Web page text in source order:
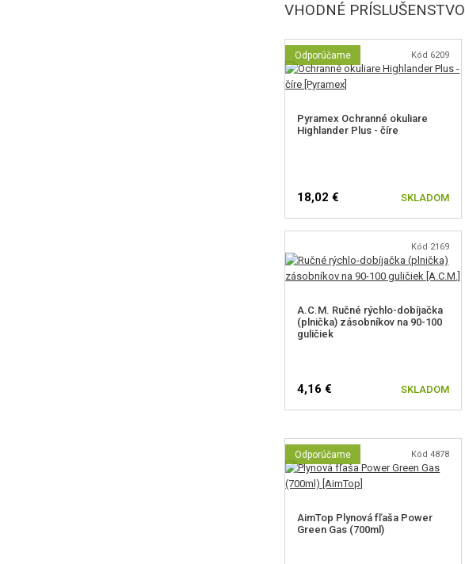
VHODNÉ PRÍSLUŠENSTVO
Odporúčame Kód 6209
Pyramex Ochranné okuliare
Highlander Plus - číre
18,02 € SKLADOM
Kód 2169
A.C.M. Ručné rýchlo-dobíjačka
(plnička) zásobníkov na 90-100
guličiek
4,16 € SKLADOM
Odporúčame Kód 4878
AimTop Plynová fľaša Power
Green Gas (700ml)